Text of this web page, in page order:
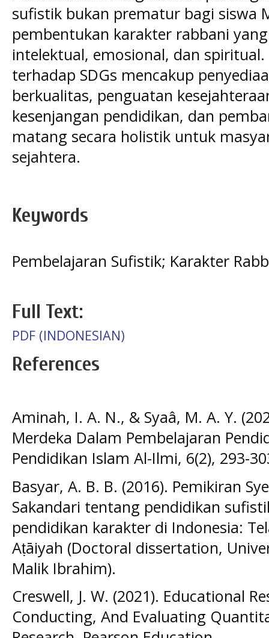
sufistik bukan prematur bagi siswa
pembentukan karakter rabbani
intelektual, emosional, dan
terhadap SDGs mencakup
berkualitas, penguatan
kesenjangan pendidikan, dan
matang secara holistik untuk
sejahtera.
Keywords
Pembelajaran Sufistik; Karakter
Full Text:
PDF (INDONESIAN)
References
Aminah, I. A. N., & Syaâ, M. A. Y.
Merdeka Dalam Pembelajaran
Pendidikan Islam Al-Ilmi, 6(2), 293-
Basyar, A. B. B. (2016). Pemikiran
Sakandari tentang pendidikan
pendidikan karakter di Indonesia:
Aṭāiyah (Doctoral dissertation,
Malik Ibrahim).
Creswell, J. W. (2021). Educational
Conducting, And Evaluating